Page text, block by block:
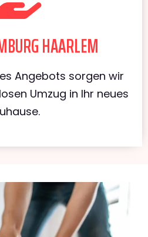
HAARLEM
Angebots sorgen wir
Umzug in Ihr neues